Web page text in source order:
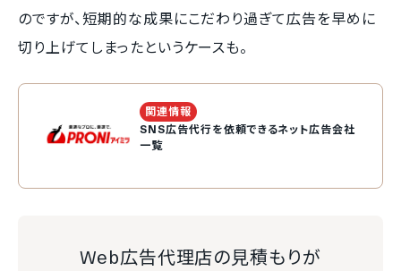
のですが、短期的な成果にこだわり過ぎて広告を早めに
切り上げてしまったというケースも。
関連情報
SNS広告代行を依頼できるネット広告会社
一覧
Web広告代理店の見積もりが